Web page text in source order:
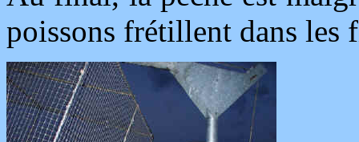
poissons frétillent dans les